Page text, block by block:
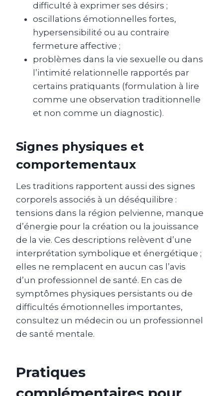
difficulté à exprimer ses désirs ;
oscillations émotionnelles fortes,
hypersensibilité ou au contraire
fermeture affective ;
problèmes dans la vie sexuelle ou dans
l’intimité relationnelle rapportés par
certains pratiquants (formulation à lire
comme une observation traditionnelle
et non comme un diagnostic).
Signes physiques et
comportementaux
Les traditions rapportent aussi des signes
corporels associés à un déséquilibre :
tensions dans la région pelvienne, manque
d’énergie pour la création ou la jouissance
de la vie. Ces descriptions relèvent d’une
interprétation symbolique et énergétique ;
elles ne remplacent en aucun cas l’avis
d’un professionnel de santé. En cas de
symptômes physiques persistants ou de
difficultés émotionnelles importantes,
consultez un médecin ou un professionnel
de santé mentale.
Pratiques